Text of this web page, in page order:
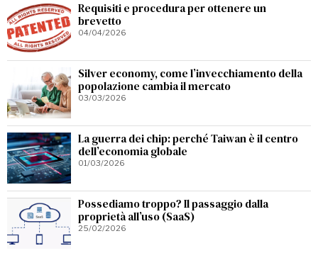
Requisiti e procedura per ottenere un
brevetto
04/04/2026
Silver economy, come l’invecchiamento della
popolazione cambia il mercato
03/03/2026
La guerra dei chip: perché Taiwan è il centro
dell’economia globale
01/03/2026
Possediamo troppo? Il passaggio dalla
proprietà all’uso (SaaS)
25/02/2026